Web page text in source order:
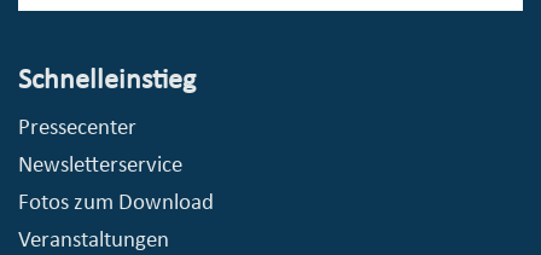
Schnelleinstieg
Pressecenter
Newsletterservice
Fotos zum Download
Veranstaltungen